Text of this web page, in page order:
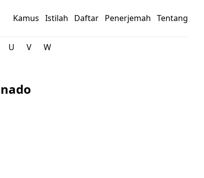
Kamus Istilah Daftar Penerjemah Tentang
U V W